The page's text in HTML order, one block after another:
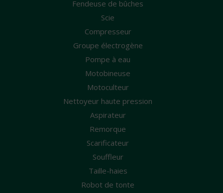
Fendeuse de bûches
Scie
Compresseur
Groupe électrogène
Pompe à eau
Motobineuse
Motoculteur
Nettoyeur haute pression
Aspirateur
Remorque
Scarificateur
Souffleur
Taille-haies
Robot de tonte